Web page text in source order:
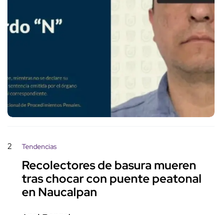
2 Tendencias
Recolectores de basura mueren
tras chocar con puente peatonal
en Naucalpan